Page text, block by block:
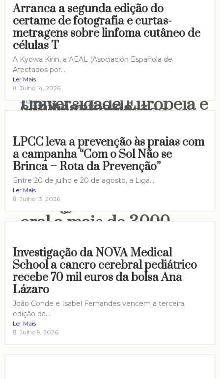
contínua da qualidade
da água para consumo
humano
intraocular de músicos
de sopro
Especialistas reforçam
importância de cuidar
da saúde do fígado
durante o verão
OM aponta riscos
transversais e solicita
revisão técnico-
clínicaantes da
SINACC
Cruz Vermelha
Portuguesa de prontidão
para apoiar populações
afetadas por incêndios
Faculdade de Medicina
Dentária da
Universidade Católica
Portuguesa levam saúde
oral a mais de 3000
pessoas
Universidade Europeia e
unem academia e
prática no setor da
saúde
Ordem dos Médicos
saúda as correções
introduzidasno
despacho sobre
procedimentos
endovasculares
emergentes
Arranca a segunda edição do
certame de fotografia e curtas-
metragens sobre linfoma cutâneo de
células T
A Kyowa Kirin, a AEAL (Asociación Española de
Afectados por...
Ler Mais
Julho 14, 2026
LPCC leva a prevenção às praias com
a campanha “Com o Sol Não se
Brinca – Rota da Prevenção”
Entre 20 de julho e 20 de agosto, a Liga...
Ler Mais
Julho 13, 2026
Investigação da NOVA Medical
School a cancro cerebral pediátrico
recebe 70 mil euros da bolsa Ana
Lázaro
João Conde e Isabel Fernandes vencem a terceira
edição da...
Ler Mais
Julho 9, 2026